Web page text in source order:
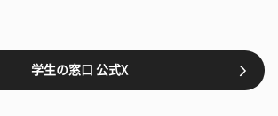
学生の窓口 公式X